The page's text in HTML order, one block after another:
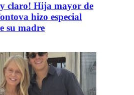
claro! Hija mayor de
hizo especial
su madre